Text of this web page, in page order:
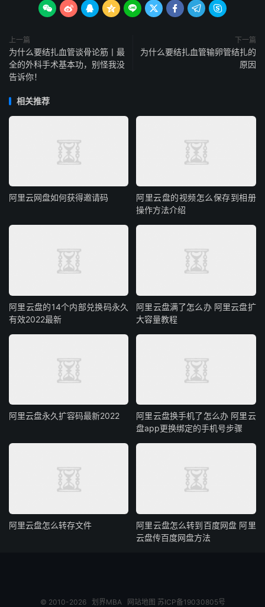
        
上一篇
为什么要结扎血管谈骨论筋丨最
全的外科手术基本功，别怪我没
告诉你！
下一篇
为什么要结扎血管输卵管结扎的
原因
相关推荐
阿里云网盘如何获得邀请码
阿里云盘的视频怎么保存到相册
操作方法介绍
阿里云盘的14个内部兑换码永久
有效2022最新
阿里云盘满了怎么办 阿里云盘扩
大容量教程
阿里云盘永久扩容码最新2022
阿里云盘换手机了怎么办 阿里云
盘app更换绑定的手机号步骤
阿里云盘怎么转存文件
阿里云盘怎么转到百度网盘 阿里
云盘传百度网盘方法
© 2010-2026 划界MBA 网站地图 苏ICP备19030805号